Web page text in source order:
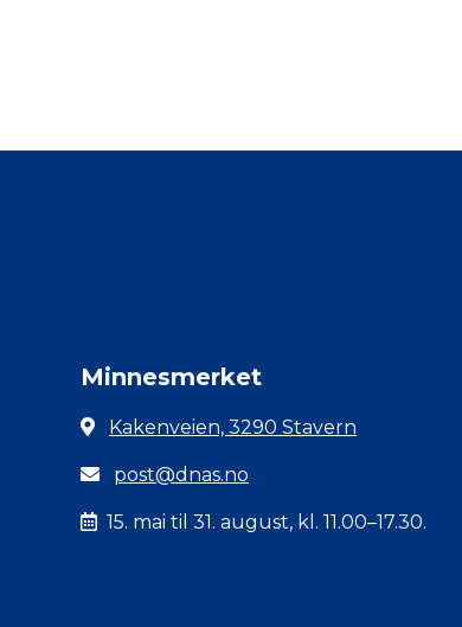
Minnesmerket
Kakenveien, 3290 Stavern
post@dnas.no
15. mai til 31. august, kl. 11.00–17.30.